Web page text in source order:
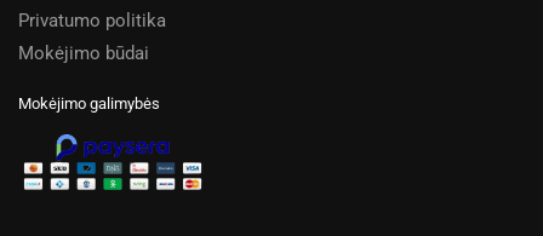
Privatumo politika
Mokėjimo būdai
Mokėjimo galimybės